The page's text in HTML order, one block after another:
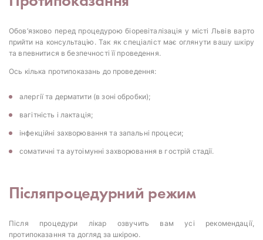
Обов’язково перед процедурою біоревіталізація у місті Львів варто
прийти на консультацію. Так як спеціаліст має оглянути вашу шкіру
та впевнитися в безпечності її проведення.
Ось кілька протипоказань до проведення:
алергії та дерматити (в зоні обробки);
вагітність і лактація;
інфекційні захворювання та запальні процеси;
соматичні та аутоімунні захворювання в гострій стадії.
Післяпроцедурний режим
Після процедури лікар озвучить вам усі рекомендації,
протипоказання та догляд за шкірою.